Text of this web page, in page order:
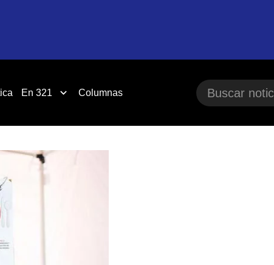
En 321 Columnas